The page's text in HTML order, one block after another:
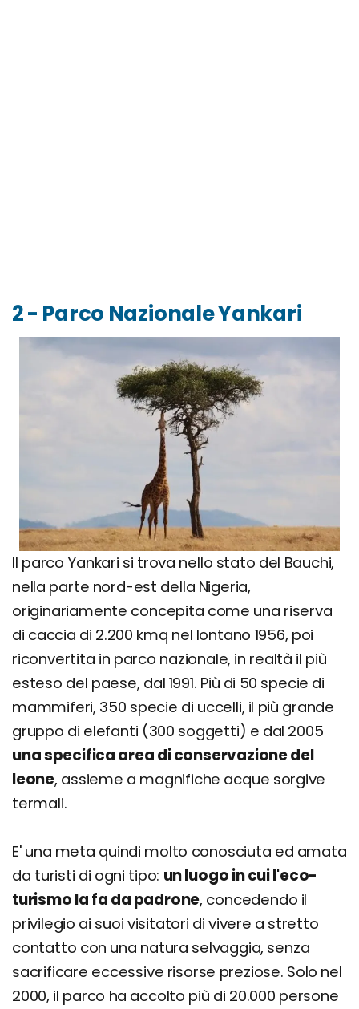
2 - Parco Nazionale Yankari
Il parco Yankari si trova nello stato del Bauchi,
nella parte nord-est della Nigeria,
originariamente concepita come una riserva
di caccia di 2.200 kmq nel lontano 1956, poi
riconvertita in parco nazionale, in realtà il più
esteso del paese, dal 1991. Più di 50 specie di
mammiferi, 350 specie di uccelli, il più grande
gruppo di elefanti (300 soggetti) e dal 2005
una specifica area di conservazione del
leone, assieme a magnifiche acque sorgive
termali.
E' una meta quindi molto conosciuta ed amata
da turisti di ogni tipo: un luogo in cui l'eco-
turismo la fa da padrone, concedendo il
privilegio ai suoi visitatori di vivere a stretto
contatto con una natura selvaggia, senza
sacrificare eccessive risorse preziose. Solo nel
2000, il parco ha accolto più di 20.000 persone